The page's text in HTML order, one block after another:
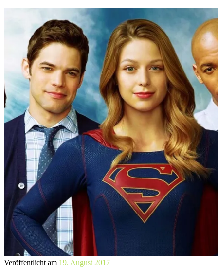
Veröffentlicht am 19. August 2017